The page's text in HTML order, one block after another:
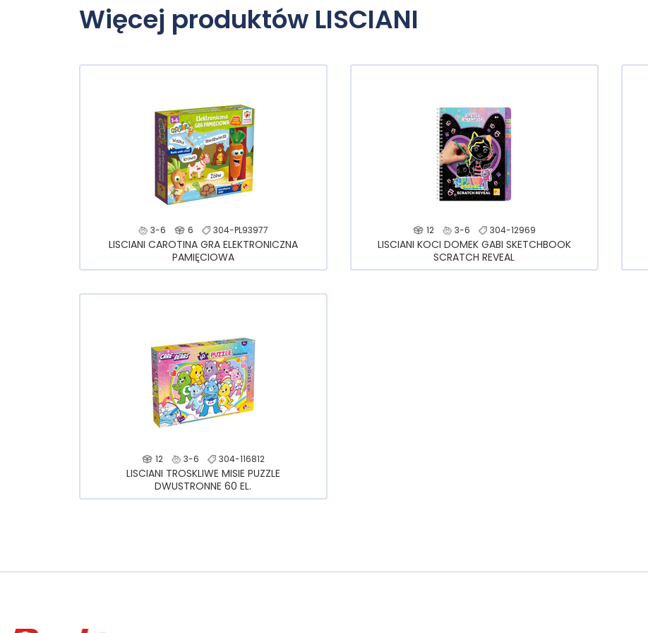
Więcej produktów LISCIANI
3-6 6 304-PL93977
LISCIANI CAROTINA GRA ELEKTRONICZNA
PAMIĘCIOWA
12 3-6 304-12969
LISCIANI KOCI DOMEK GABI SKETCHBOOK
SCRATCH REVEAL
12 3-6 304-116812
LISCIANI TROSKLIWE MISIE PUZZLE
DWUSTRONNE 60 EL.